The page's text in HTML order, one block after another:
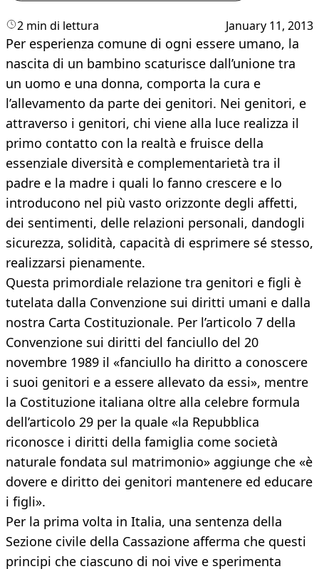
2 min di lettura January 11, 2013
Per esperienza comune di ogni essere umano, la
nascita di un bambino scaturisce dall’unione tra
un uomo e una donna, comporta la cura e
l’allevamento da parte dei genitori. Nei genitori, e
attraverso i genitori, chi viene alla luce realizza il
primo contatto con la realtà e fruisce della
essenziale diversità e complementarietà tra il
padre e la madre i quali lo fanno crescere e lo
introducono nel più vasto orizzonte degli affetti,
dei sentimenti, delle relazioni personali, dandogli
sicurezza, solidità, capacità di esprimere sé stesso,
realizzarsi pienamente.
Questa primordiale relazione tra genitori e figli è
tutelata dalla Convenzione sui diritti umani e dalla
nostra Carta Costituzionale. Per l’articolo 7 della
Convenzione sui diritti del fanciullo del 20
novembre 1989 il «fanciullo ha diritto a conoscere
i suoi genitori e a essere allevato da essi», mentre
la Costituzione italiana oltre alla celebre formula
dell’articolo 29 per la quale «la Repubblica
riconosce i diritti della famiglia come società
naturale fondata sul matrimonio» aggiunge che «è
dovere e diritto dei genitori mantenere ed educare
i figli».
Per la prima volta in Italia, una sentenza della
Sezione civile della Cassazione afferma che questi
principi che ciascuno di noi vive e sperimenta